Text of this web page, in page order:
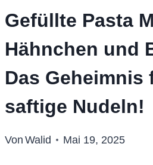
Gefüllte Pasta
Hähnchen und
Das Geheimnis
saftige Nudeln!
Von Walid Mai 19, 2025